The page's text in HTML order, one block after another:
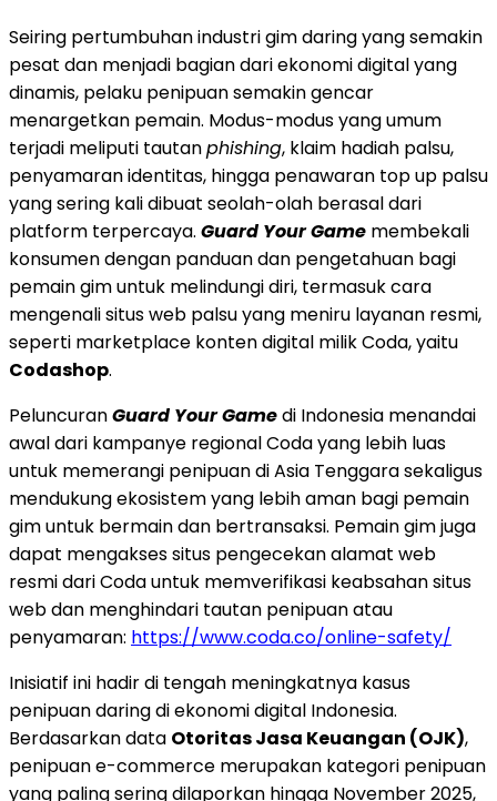
Seiring pertumbuhan industri gim daring yang semakin
pesat dan menjadi bagian dari ekonomi digital yang
dinamis, pelaku penipuan semakin gencar
menargetkan pemain. Modus-modus yang umum
terjadi meliputi tautanphishing, klaim hadiah palsu,
penyamaran identitas, hingga penawaran top up palsu
yang sering kali dibuat seolah-olah berasal dari
platform terpercaya. Guard Your Game membekali
konsumen dengan panduan dan pengetahuan bagi
pemain gim untuk melindungi diri, termasuk cara
mengenali situs web palsu yang meniru layanan resmi,
seperti marketplace konten digital milik Coda, yaitu
Codashop.
PeluncuranGuard Your Gamedi Indonesia menandai
awal dari kampanye regional Coda yang lebih luas
untuk memerangi penipuan di Asia Tenggara sekaligus
mendukung ekosistem yang lebih aman bagi pemain
gim untuk bermain dan bertransaksi. Pemain gim juga
dapat mengakses situs pengecekan alamat web
resmi dari Coda untuk memverifikasi keabsahan situs
web dan menghindari tautan penipuan atau
penyamaran: https://www.coda.co/online-safety/
Inisiatif ini hadir di tengah meningkatnya kasus
penipuan daring di ekonomi digital Indonesia.
Berdasarkan data Otoritas Jasa Keuangan (OJK),
penipuan e-commerce merupakan kategori penipuan
yang paling sering dilaporkan hingga November 2025,